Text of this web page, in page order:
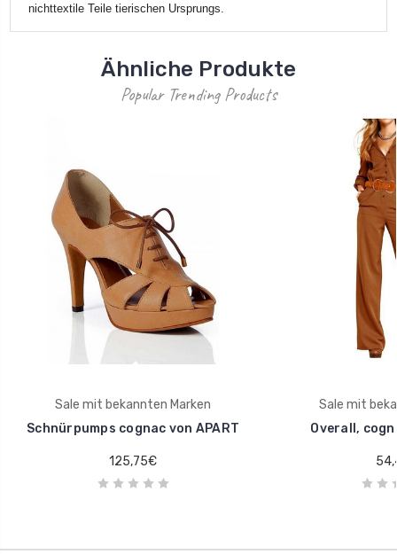
nichttextile Teile tierischen Ursprungs.
Ähnliche Produkte
Popular Trending Products
Sale mit bekannten Marken
Schnürpumps cognac von APART
125,75€
Sale mit
Overall,